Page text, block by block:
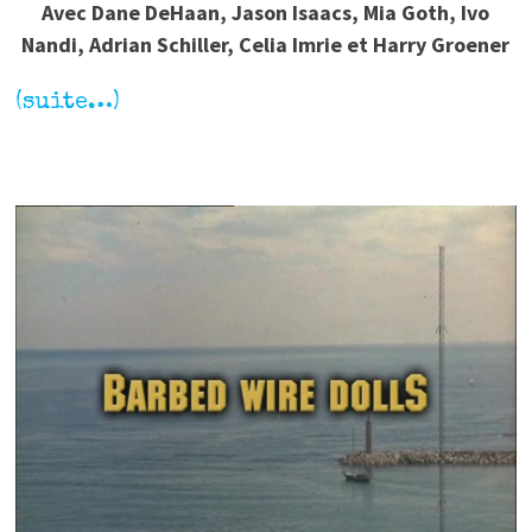
Avec Dane DeHaan, Jason Isaacs, Mia Goth, Ivo
Nandi, Adrian Schiller, Celia Imrie et Harry Groener
(suite…)